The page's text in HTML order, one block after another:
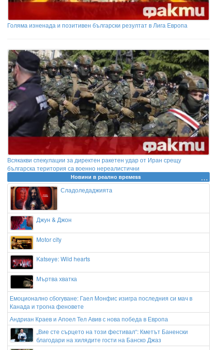
Голяма изненада и позитивен български резултат в Лига Европа
Всякакви спекулации за директен ракетен удар от Иран срещу
българска територия са военно нереалистични
Новини в реално времеss
Сладоледаджията
Джун & Джон
Motor city
Katseye: Wild hearts
Мъртва хватка
Емоционално сбогуване: Гаел Монфис изигра последния си мач в
Канада и трогна феновете
Андриан Краев и Апоел Тел Авив с нова победа в Европа
„Вие сте сърцето на този фестивал“: Кметът Баненски
благодари на хилядите гости на Банско Джаз